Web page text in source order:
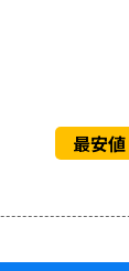
最安値